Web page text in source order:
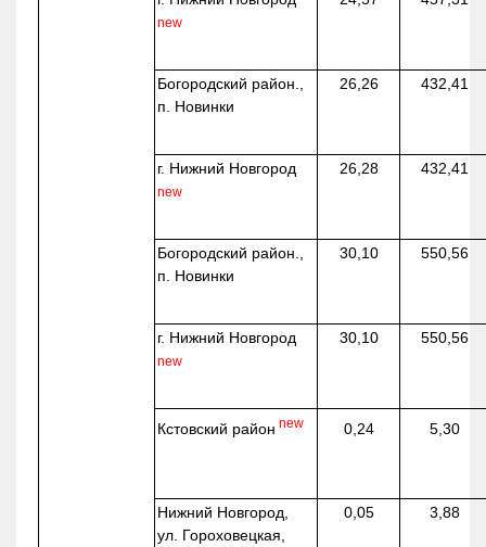
new
Богородский район.,
п. Новинки
26,26 432,41
г. Нижний Новгород
new
26,28 432,41
Богородский район.,
п. Новинки
30,10 550,56
г. Нижний Новгород
new
30,10 550,56
Кстовский район new 0,24 5,30
Нижний Новгород,
ул. Гороховецкая,
0,05 3,88